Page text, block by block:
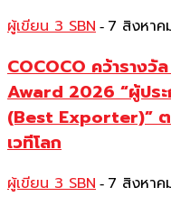
ผู้เขียน 3 SBN - 7 สิงหา
COCOCO คว้าราง
Award 2026 “ผู้ปร
(Best Exporter)”
เวทีโลก
ผู้เขียน 3 SBN - 7 สิงหา